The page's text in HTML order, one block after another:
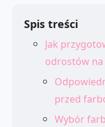
Spis treści
Jak
odrostów na
przed
Wybór